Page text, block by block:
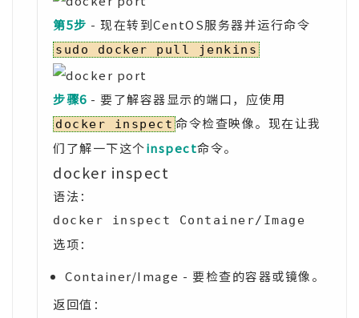
第5步 - 现在转到CentOS服务器并运行命令
sudo docker pull jenkins
步骤6 - 要了解容器显示的端口，应使用
docker inspect 命令检查映像。现在让我
们了解一下这个inspect命令。
docker inspect
语法：
docker inspect Container/Image
选项：
Container/Image - 要检查的容器或镜像。
返回值：